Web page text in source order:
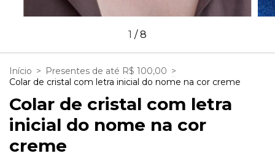
1 /8
Início > Presentes de até R$ 100,00 >
Colar de cristal com letra inicial do nome na cor creme
Colar de cristal com letra
inicial do nome na cor
creme